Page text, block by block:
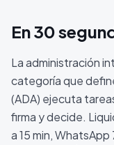
En 30
La administración
categoría que
(ADA) ejecuta
firma y decide.
a 15 min,